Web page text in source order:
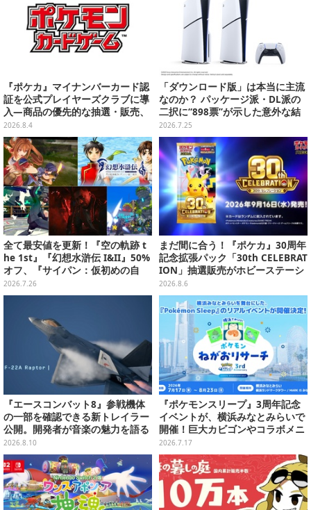
『ポケカ』マイナンバーカード認
証を公式プレイヤーズクラブに導
入―商品の優先的な抽選・販売、
公式大会への参加申し込みに活用
2026.8.4
「ダウンロード版」は本当に主流
なのか？ パッケージ派・DL派の
二択に“898票”が示した意外な結
末【アンケ結果】
2026.7.25
全て最安値を更新！『空の軌跡 t
he 1st』『幻想水滸伝 I&II』50%
オフ、『サイパン：仮初めの自
由』は40%オフ─あの“ストリップ
ACT”もお手頃価格に【eショッ
2026.7.26
まだ間に合う！『ポケカ』30周年
記念拡張パック「30th CELEBRAT
ION」抽選販売がホビーステーシ
ョンで実施中、8月6日まで
2026.8.6
『エースコンバット8』参戦機体
の一部を確認できる新トレイラー
公開。開発者が音楽の魅力を語る
インタビュー第2弾も
2026.8.10
『ポケモンスリープ』3周年記念
イベントが、横浜みなとみらいで
開催！巨大カビゴンやコラボメニ
ューなど限定企画がいっぱい
2026.7.17